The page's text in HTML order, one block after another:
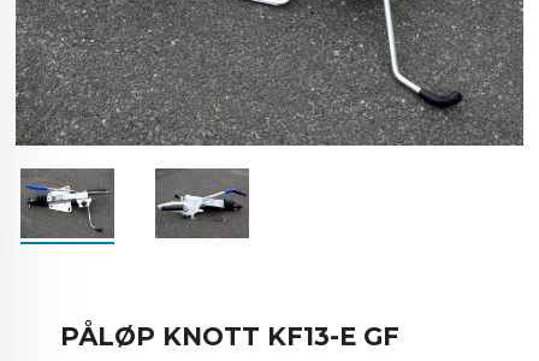
PÅLØP KNOTT KF13-E GF